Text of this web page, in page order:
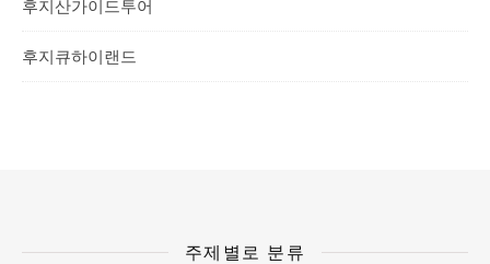
후지산가이드투어
후지큐하이랜드
주제별로 분류